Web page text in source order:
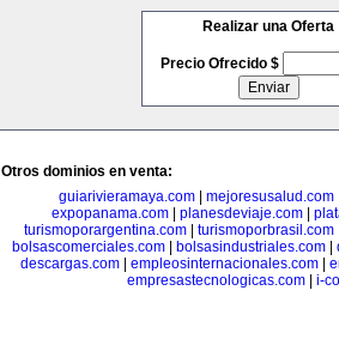
Realizar una Oferta
Precio Ofrecido $
Otros dominios en venta:
guiarivieramaya.com
mejoresusalud.com
expopanama.com| planesdeviaje.com|
turismoporargentina.com| turismoporbrasil.com
bolsascomerciales.com
bolsasindustriales.com
descargas.com
empleosinternacionales.com
empresastecnologicas.com
i-